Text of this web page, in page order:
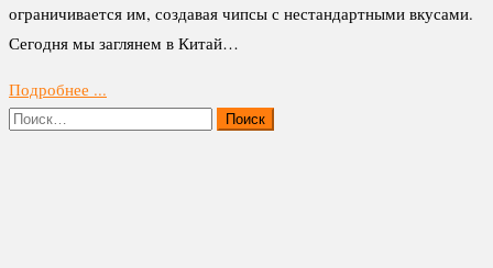
ограничивается им, создавая чипсы с нестандартными вкусами.
Сегодня мы заглянем в Китай…
Подробнее ...
Найти: